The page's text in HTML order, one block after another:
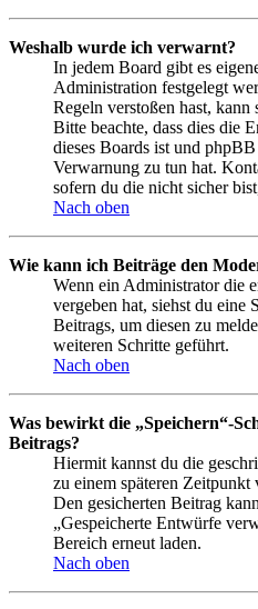
Weshalb wurde ich verwarnt?
In jedem Board gibt es
Administration festgelegt
Regeln verstoßen hast,
Bitte beachte, dass dies die
dieses Boards ist und
Verwarnung zu tun hat.
sofern du die nicht sicher
Nach oben
Wie kann ich Beiträge den
Wenn ein Administrator die
vergeben hat, siehst du eine
Beitrags, um diesen zu
weiteren Schritte geführt.
Nach oben
Was bewirkt die „Speichern“-
Beitrags?
Hiermit kannst du die
zu einem späteren Zeitpunkt
Den gesicherten Beitrag
„Gespeicherte Entwürfe
Bereich erneut laden.
Nach oben